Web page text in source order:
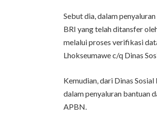
Sebut dia, dalam
BRI yang telah ditansfer
melalui proses verifikasi
Lhokseumawe c/q Dinas
Kemudian, dari Dinas
dalam penyaluran bantuan
APBN.